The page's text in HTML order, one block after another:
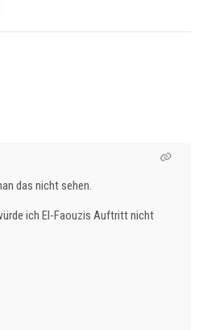
das nicht sehen.
ich El-Faouzis Auftritt nicht